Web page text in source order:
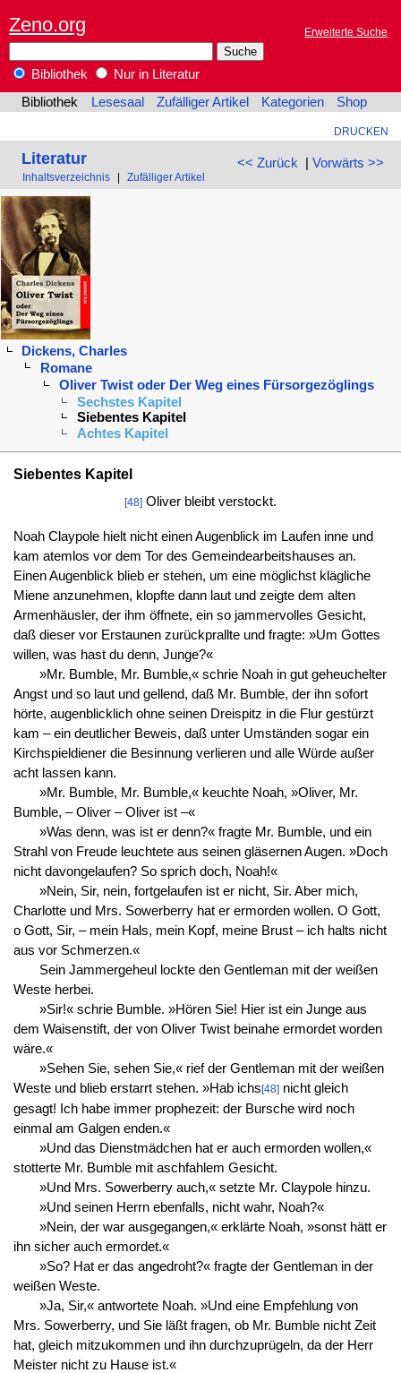
Zeno.org Erweiterte Suche
Bibliothek
Nur in Literatur
Bibliothek
Lesesaal Zufälliger Artikel Kategorien Shop
DRUCKEN
<< Zurück | Vorwärts >>
Literatur
Inhaltsverzeichnis Zufälliger Artikel
Dickens, Charles
Romane
Oliver Twist oder Der Weg eines Fürsorgezöglings
Sechstes Kapitel
Siebentes Kapitel
Achtes Kapitel
Siebentes Kapitel
[48] Oliver bleibt verstockt.
Noah Claypole hielt nicht einen Augenblick im Laufen inne und
kam atemlos vor dem Tor des Gemeindearbeitshauses an.
Einen Augenblick blieb er stehen, um eine möglichst klägliche
Miene anzunehmen, klopfte dann laut und zeigte dem alten
Armenhäusler, der ihm öffnete, ein so jammervolles Gesicht,
daß dieser vor Erstaunen zurückprallte und fragte: »Um Gottes
willen, was hast du denn, Junge?«
»Mr. Bumble, Mr. Bumble,« schrie Noah in gut geheuchelter
Angst und so laut und gellend, daß Mr. Bumble, der ihn sofort
hörte, augenblicklich ohne seinen Dreispitz in die Flur gestürzt
kam – ein deutlicher Beweis, daß unter Umständen sogar ein
Kirchspieldiener die Besinnung verlieren und alle Würde außer
acht lassen kann.
»Mr. Bumble, Mr. Bumble,« keuchte Noah, »Oliver, Mr.
Bumble, – Oliver – Oliver ist –«
»Was denn, was ist er denn?« fragte Mr. Bumble, und ein
Strahl von Freude leuchtete aus seinen gläsernen Augen. »Doch
nicht davongelaufen? So sprich doch, Noah!«
»Nein, Sir, nein, fortgelaufen ist er nicht, Sir. Aber mich,
Charlotte und Mrs. Sowerberry hat er ermorden wollen. O Gott,
o Gott, Sir, – mein Hals, mein Kopf, meine Brust – ich halts nicht
aus vor Schmerzen.«
Sein Jammergeheul lockte den Gentleman mit der weißen
Weste herbei.
»Sir!« schrie Bumble. »Hören Sie! Hier ist ein Junge aus
dem Waisenstift, der von Oliver Twist beinahe ermordet worden
wäre.«
»Sehen Sie, sehen Sie,« rief der Gentleman mit der weißen
Weste und blieb erstarrt stehen. »Hab ichs[48]nicht gleich
gesagt! Ich habe immer prophezeit: der Bursche wird noch
einmal am Galgen enden.«
»Und das Dienstmädchen hat er auch ermorden wollen,«
stotterte Mr. Bumble mit aschfahlem Gesicht.
»Und Mrs. Sowerberry auch,« setzte Mr. Claypole hinzu.
»Und seinen Herrn ebenfalls, nicht wahr, Noah?«
»Nein, der war ausgegangen,« erklärte Noah, »sonst hätt er
ihn sicher auch ermordet.«
»So? Hat er das angedroht?« fragte der Gentleman in der
weißen Weste.
»Ja, Sir,« antwortete Noah. »Und eine Empfehlung von
Mrs. Sowerberry, und Sie läßt fragen, ob Mr. Bumble nicht Zeit
hat, gleich mitzukommen und ihn durchzuprügeln, da der Herr
Meister nicht zu Hause ist.«